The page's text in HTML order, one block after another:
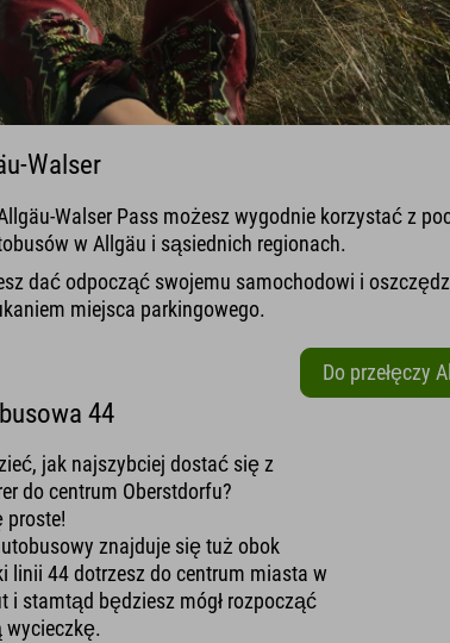
Walser
Walser Pass możesz wygodnie korzystać z
w Allgäu i sąsiednich regionach.
dać odpocząć swojemu samochodowi i
miejsca parkingowego.
Do przełęczy
44
jak najszybciej dostać się z
do centrum Oberstdorfu?
proste!
znajduje się tuż obok
linii 44 dotrzesz do centrum miasta w
i stamtąd będziesz mógł rozpocząć
wycieczkę.